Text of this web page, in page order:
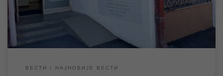
наплатна […]
ВЕСТИ НАЈНОВИЈЕ ВЕСТИ